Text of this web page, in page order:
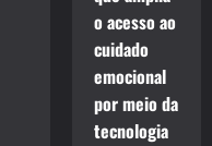
o acesso ao
cuidado
emocional
por meio da
tecnologia